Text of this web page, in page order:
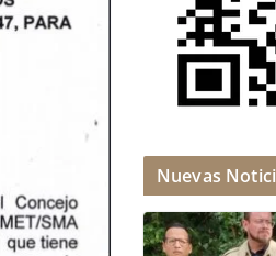
Nuevas